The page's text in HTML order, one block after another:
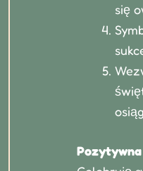
się